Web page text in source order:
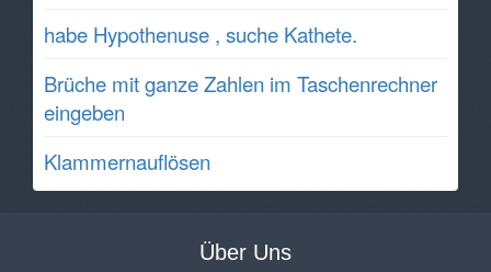
habe Hypothenuse , suche Kathete.
Brüche mit ganze Zahlen im Taschenrechner
eingeben
Klammernauflösen
Über Uns